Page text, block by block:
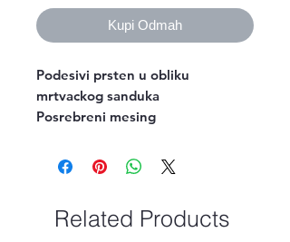
Kupi Odmah
Podesivi prsten u obliku
mrtvackog sanduka
Posrebreni mesing
Related Products